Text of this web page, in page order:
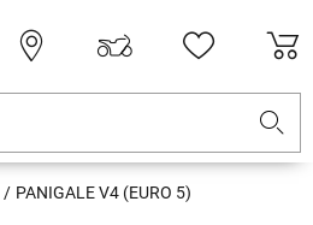
PANIGALE V4 (EURO 5)